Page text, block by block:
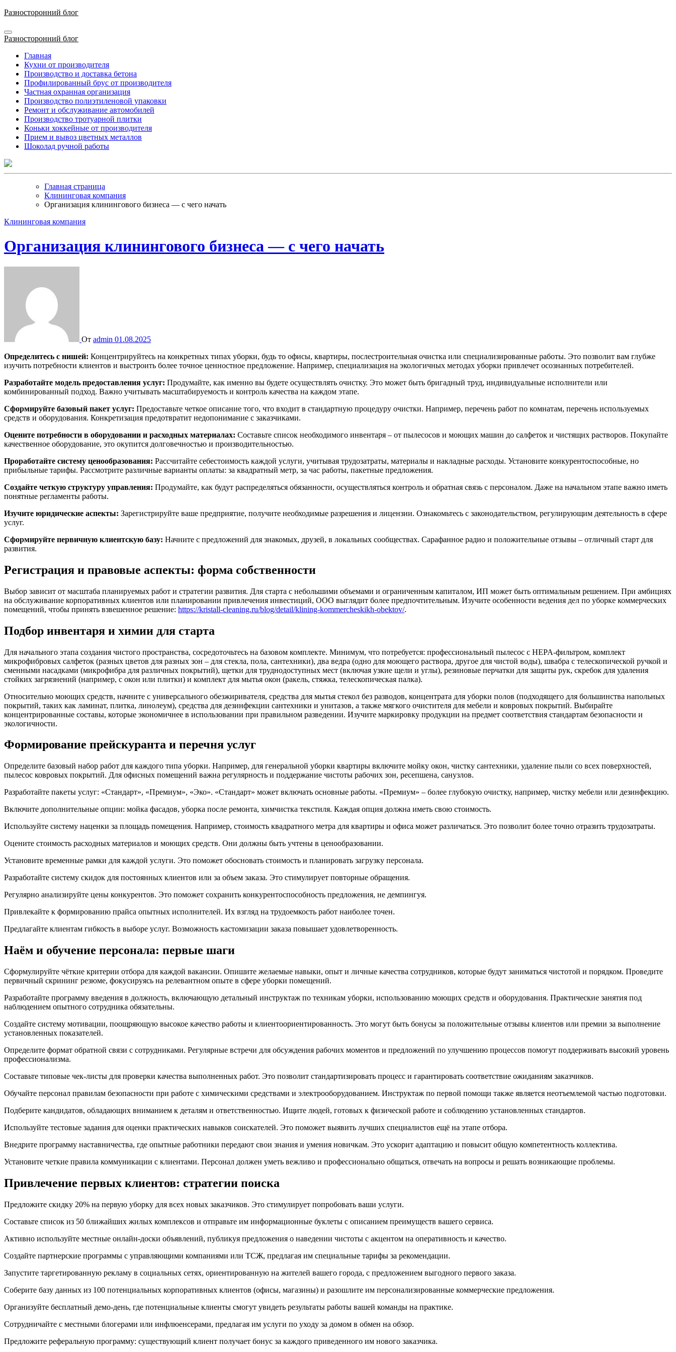
Перейти
содержимому
Разносторонний блог
Разносторонний блог
Главная
Кухни от производителя
Производство и доставка бетона
Профилированный брус от производителя
Частная охранная организация
Производство полиэтиленовой упаковки
Ремонт и обслуживание автомобилей
Производство тротуарной плитки
Коньки хоккейные от производителя
Прием и вывоз цветных металлов
Шоколад ручной работы
Главная страница
Клининговая компания
Организация клинингового бизнеса — с чего начать
Клининговая компания
Организация клинингового бизнеса — с чего начать
От admin 01.08.2025
Определитесь с нишей: Концентрируйтесь на конкретных типах уборки, будь то офисы, квартиры, послестроительная очистка или специализированные работы. Это позволит вам глубже
изучить потребности клиентов и выстроить более точное ценностное предложение. Например, специализация на экологичных методах уборки привлечет осознанных потребителей.
Разработайте модель предоставления услуг: Продумайте, как именно вы будете осуществлять очистку. Это может быть бригадный труд, индивидуальные исполнители или
комбинированный подход. Важно учитывать масштабируемость и контроль качества на каждом этапе.
Сформируйте базовый пакет услуг: Предоставьте четкое описание того, что входит в стандартную процедуру очистки. Например, перечень работ по комнатам, перечень используемых
средств и оборудования. Конкретизация предотвратит недопонимание с заказчиками.
Оцените потребности в оборудовании и расходных материалах: Составьте список необходимого инвентаря – от пылесосов и моющих машин до салфеток и чистящих растворов. Покупайте
качественное оборудование, это окупится долговечностью и производительностью.
Проработайте систему ценообразования: Рассчитайте себестоимость каждой услуги, учитывая трудозатраты, материалы и накладные расходы. Установите конкурентоспособные, но
прибыльные тарифы. Рассмотрите различные варианты оплаты: за квадратный метр, за час работы, пакетные предложения.
Создайте четкую структуру управления: Продумайте, как будут распределяться обязанности, осуществляться контроль и обратная связь с персоналом. Даже на начальном этапе важно иметь
понятные регламенты работы.
Изучите юридические аспекты: Зарегистрируйте ваше предприятие, получите необходимые разрешения и лицензии. Ознакомьтесь с законодательством, регулирующим деятельность в сфере
услуг.
Сформируйте первичную клиентскую базу: Начните с предложений для знакомых, друзей, в локальных сообществах. Сарафанное радио и положительные отзывы – отличный старт для
развития.
Регистрация и правовые аспекты: форма собственности
Выбор зависит от масштаба планируемых работ и стратегии развития. Для старта с небольшими объемами и ограниченным капиталом, ИП может быть оптимальным решением. При амбициях
на обслуживание корпоративных клиентов или планировании привлечения инвестиций, ООО выглядит более предпочтительным. Изучите особенности ведения дел по уборке коммерческих
помещений, чтобы принять взвешенное решение: https://kristall-cleaning.ru/blog/detail/klining-kommercheskikh-obektov/.
Подбор инвентаря и химии для старта
Для начального этапа создания чистого пространства, сосредоточьтесь на базовом комплекте. Минимум, что потребуется: профессиональный пылесос с HEPA-фильтром, комплект
микрофибровых салфеток (разных цветов для разных зон – для стекла, пола, сантехники), два ведра (одно для моющего раствора, другое для чистой воды), швабра с телескопической ручкой и
сменными насадками (микрофибра для различных покрытий), щетки для труднодоступных мест (включая узкие щели и углы), резиновые перчатки для защиты рук, скребок для удаления
стойких загрязнений (например, с окон или плитки) и комплект для мытья окон (ракель, стяжка, телескопическая палка).
Относительно моющих средств, начните с универсального обезжиривателя, средства для мытья стекол без разводов, концентрата для уборки полов (подходящего для большинства напольных
покрытий, таких как ламинат, плитка, линолеум), средства для дезинфекции сантехники и унитазов, а также мягкого очистителя для мебели и ковровых покрытий. Выбирайте
концентрированные составы, которые экономичнее в использовании при правильном разведении. Изучите маркировку продукции на предмет соответствия стандартам безопасности и
экологичности.
Формирование прейскуранта и перечня услуг
Определите базовый набор работ для каждого типа уборки. Например, для генеральной уборки квартиры включите мойку окон, чистку сантехники, удаление пыли со всех поверхностей,
пылесос ковровых покрытий. Для офисных помещений важна регулярность и поддержание чистоты рабочих зон, ресепшена, санузлов.
Разработайте пакеты услуг: «Стандарт», «Премиум», «Эко». «Стандарт» может включать основные работы. «Премиум» – более глубокую очистку, например, чистку мебели или дезинфекцию.
Включите дополнительные опции: мойка фасадов, уборка после ремонта, химчистка текстиля. Каждая опция должна иметь свою стоимость.
Используйте систему наценки за площадь помещения. Например, стоимость квадратного метра для квартиры и офиса может различаться. Это позволит более точно отразить трудозатраты.
Оцените стоимость расходных материалов и моющих средств. Они должны быть учтены в ценообразовании.
Установите временные рамки для каждой услуги. Это поможет обосновать стоимость и планировать загрузку персонала.
Разработайте систему скидок для постоянных клиентов или за объем заказа. Это стимулирует повторные обращения.
Регулярно анализируйте цены конкурентов. Это поможет сохранить конкурентоспособность предложения, не демпингуя.
Привлекайте к формированию прайса опытных исполнителей. Их взгляд на трудоемкость работ наиболее точен.
Предлагайте клиентам гибкость в выборе услуг. Возможность кастомизации заказа повышает удовлетворенность.
Наём и обучение персонала: первые шаги
Сформулируйте чёткие критерии отбора для каждой вакансии. Опишите желаемые навыки, опыт и личные качества сотрудников, которые будут заниматься чистотой и порядком. Проведите
первичный скрининг резюме, фокусируясь на релевантном опыте в сфере уборки помещений.
Разработайте программу введения в должность, включающую детальный инструктаж по техникам уборки, использованию моющих средств и оборудования. Практические занятия под
наблюдением опытного сотрудника обязательны.
Создайте систему мотивации, поощряющую высокое качество работы и клиентоориентированность. Это могут быть бонусы за положительные отзывы клиентов или премии за выполнение
установленных показателей.
Определите формат обратной связи с сотрудниками. Регулярные встречи для обсуждения рабочих моментов и предложений по улучшению процессов помогут поддерживать высокий уровень
профессионализма.
Составьте типовые чек-листы для проверки качества выполненных работ. Это позволит стандартизировать процесс и гарантировать соответствие ожиданиям заказчиков.
Обучайте персонал правилам безопасности при работе с химическими средствами и электрооборудованием. Инструктаж по первой помощи также является неотъемлемой частью подготовки.
Подберите кандидатов, обладающих вниманием к деталям и ответственностью. Ищите людей, готовых к физической работе и соблюдению установленных стандартов.
Используйте тестовые задания для оценки практических навыков соискателей. Это поможет выявить лучших специалистов ещё на этапе отбора.
Внедрите программу наставничества, где опытные работники передают свои знания и умения новичкам. Это ускорит адаптацию и повысит общую компетентность коллектива.
Установите четкие правила коммуникации с клиентами. Персонал должен уметь вежливо и профессионально общаться, отвечать на вопросы и решать возникающие проблемы.
Привлечение первых клиентов: стратегии поиска
Предложите скидку 20% на первую уборку для всех новых заказчиков. Это стимулирует попробовать ваши услуги.
Составьте список из 50 ближайших жилых комплексов и отправьте им информационные буклеты с описанием преимуществ вашего сервиса.
Активно используйте местные онлайн-доски объявлений, публикуя предложения о наведении чистоты с акцентом на оперативность и качество.
Создайте партнерские программы с управляющими компаниями или ТСЖ, предлагая им специальные тарифы за рекомендации.
Запустите таргетированную рекламу в социальных сетях, ориентированную на жителей вашего города, с предложением выгодного первого заказа.
Соберите базу данных из 100 потенциальных корпоративных клиентов (офисы, магазины) и разошлите им персонализированные коммерческие предложения.
Организуйте бесплатный демо-день, где потенциальные клиенты смогут увидеть результаты работы вашей команды на практике.
Сотрудничайте с местными блогерами или инфлюенсерами, предлагая им услуги по уходу за домом в обмен на обзор.
Предложите реферальную программу: существующий клиент получает бонус за каждого приведенного им нового заказчика.